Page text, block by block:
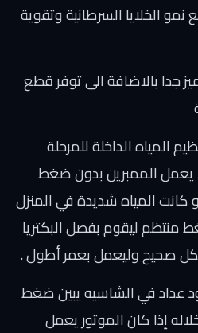
الخلايا السرطانية وتقوية
جدا بالاضافة الى توفر قطع
المياه الداخلة للمرحلة
يعمل الممبرين بدون ضغط
المياه شديدة في المنزل
منتظم ليقوم بفصل البكتريا
صحيح وليعمل بعمر أطول .
عداد في الشاسيه يبين ضغط
إذا كان الموتور يعمل